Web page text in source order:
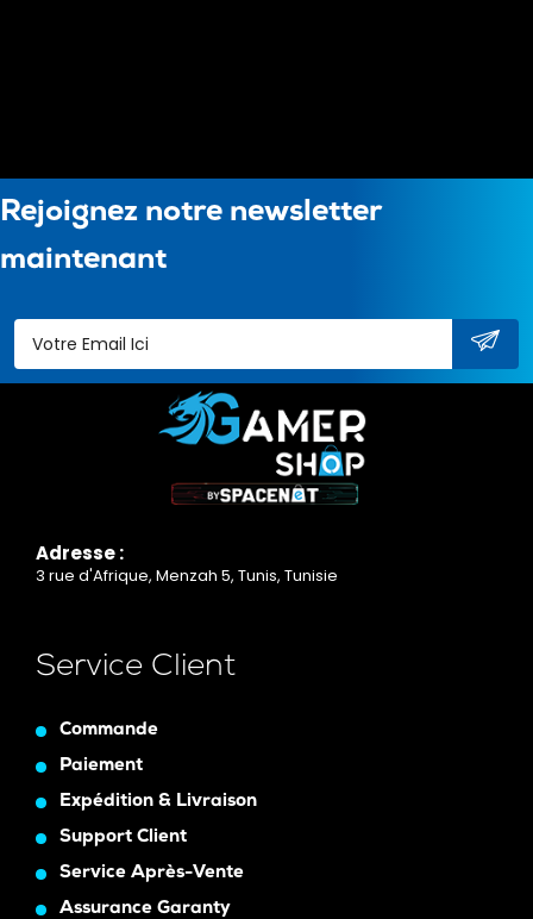
Rejoignez notre newsletter
maintenant
Adresse :
3 rue d'Afrique, Menzah 5, Tunis, Tunisie
Service Client
Commande
Paiement
Expédition & Livraison
Support Client
Service Après-Vente
Assurance Garanty